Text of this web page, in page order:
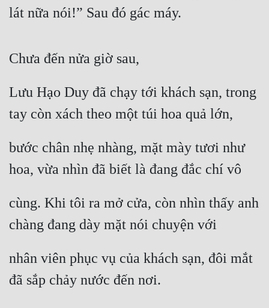
lát nữa nói!” Sau đó gác máy.
Chưa đến nửa giờ sau,
Lưu Hạo Duy đã chạy tới khách sạn, trong
tay còn xách theo một túi hoa quả lớn,
bước chân nhẹ nhàng, mặt mày tươi như
hoa, vừa nhìn đã biết là đang đắc chí vô
cùng. Khi tôi ra mở cửa, còn nhìn thấy anh
chàng đang dày mặt nói chuyện với
nhân viên phục vụ của khách sạn, đôi mắt
đã sắp chảy nước đến nơi.